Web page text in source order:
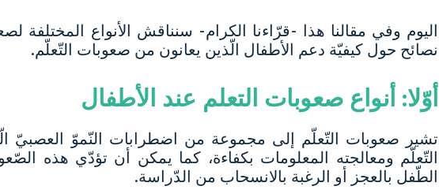
اليوم وفي مقالنا هذا -قرّاءنا الكرام- سنناقش الأنواع المختلفة
نصائح حول كيفيّة دعم الأطفال الّذين يعانون من صعوبات التّعلّم.
أوّلا: أنواع صعوبات التعلم عند الأطفال
تشير صعوبات التّعلّم إلى مجموعة من اضطرابات النّموّ العصبيّ
التّعلّم ومعالجته المعلومات بكفاءة، كما يمكن أن تؤدّي هذه
الطّفل بالعجز أو الرغبة بالانسحاب من الدّراسة.